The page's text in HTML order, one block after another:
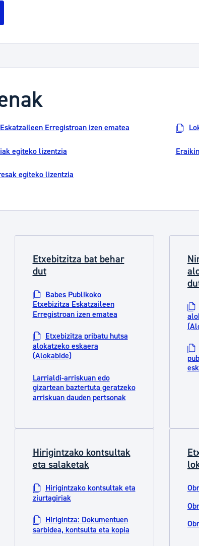
Kultur agenda
Erregistroan izen ematea
egiteko lizentzia
egiteko lizentzia
Etxebitzitza bat behar
dut
Babes Publikoko
Etxebizitza Eskatzaileen
Erregistroan izen ematea
Etxebizitza pribatu hutsa
alokatzeko eskaera
(Alokabide)
Larrialdi-arriskuan edo
gizartean baztertuta geratzeko
arriskuan dauden pertsonak
Hirigintzako kontsultak
eta salaketak
Hirigintzako kontsultak eta
ziurtagiriak
Hirigintza: Dokumentuen
sarbidea, kontsulta eta kopia